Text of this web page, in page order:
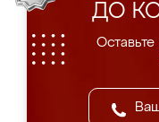
ДО
Оставьте